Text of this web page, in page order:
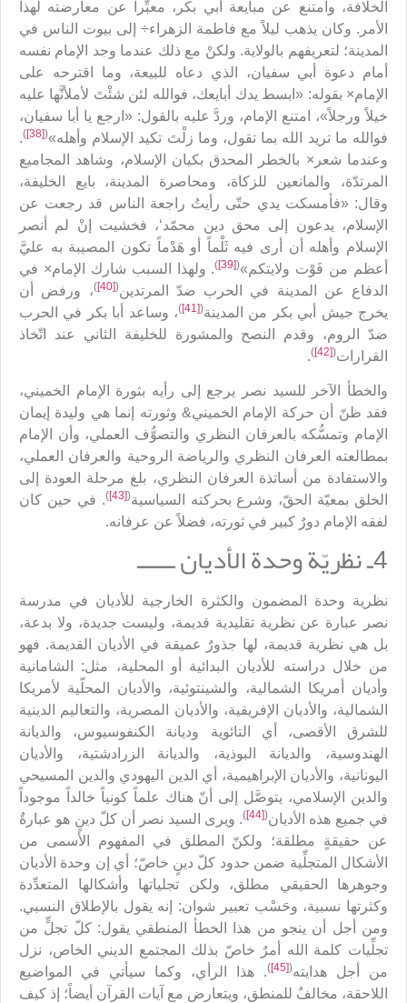
الخلافة، وامتنع عن مبايعة أبي بكر، معبِّراً عن معارضته لهذا
الأمر. وكان يذهب ليلاً مع فاطمة الزهراء÷ إلى بيوت الناس في
المدينة؛ لتعريفهم بالولاية. ولكنْ مع ذلك عندما وجد الإمام نفسه
أمام دعوة أبي سفيان، الذي دعاه للبيعة، وما اقترحه على
الإمام× بقوله: «ابسط يدك أبايعك، فوالله لئن شئْتَ لأملأنَّها عليه
خيلاً ورجلاً»، امتنع الإمام، وردَّ عليه بالقول: «ارجع يا أبا سفيان،
فوالله ما تريد الله بما تقول، وما زلْتَ تكيد الإسلام وأهله»(
[38]
)
.
وعندما شعر× بالخطر المحدق بكيان الإسلام، وشاهد المجاميع
المرتدّة، والمانعين للزكاة، ومحاصرة المدينة، بايع الخليفة،
وقال: «فأمسكت يدي حتّى رأيتُ راجعة الناس قد رجعت عن
الإسلام، يدعون إلى محق دين محمّد‘، فخشيت إنْ لم أنصر
الإسلام وأهله أن أرى فيه ثَلْماً أو هَدْماً تكون المصيبة به عليَّ
أعظم من فَوْت ولايتكم»(
[39]
). ولهذا السبب شارك الإمام× في
الدفاع عن المدينة في الحرب ضدّ المرتدين(
[40]
)، ورفض أن
يخرج جيش أبي بكر من المدينة(
[41]
)، وساعد أبا بكر في الحرب
ضدّ الروم، وقدم النصح والمشورة للخليفة الثاني عند اتّخاذ
القرارات(
[42]
)
.
والخطأ الآخر للسيد نصر يرجع إلى رأيه بثورة الإمام الخميني،
فقد ظنّ أن حركة الإمام الخميني& وثورته إنما هي وليدة إيمان
الإمام وتمسُّكه بالعرفان النظري والتصوُّف العملي، وأن الإمام
بمطالعته العرفان النظري والرياضة الروحية والعرفان العملي،
والاستفادة من أساتذة العرفان النظري، بلغ مرحلة العودة إلى
الخلق بمعيّة الحقّ، وشرع بحركته السياسية(
[43]
). في حين كان
لفقه الإمام دورٌ كبير في ثورته، فضلاً عن عرفانه.
4ـ نظريّة وحدة الأديان ــــــ
نظرية وحدة المضمون والكثرة الخارجية للأديان في مدرسة
نصر عبارة عن نظرية تقليدية قديمة، وليست جديدة، ولا بدعة،
بل هي نظرية قديمة، لها جذورٌ عميقة في الأديان القديمة. فهو
من خلال دراسته للأديان البدائية أو المحلية، مثل: الشامانية
وأديان أمريكا الشمالية، والشينتوئية، والأديان المحلّية لأمريكا
الشمالية، والأديان الإفريقية، والأديان المصرية، والتعاليم الدينية
للشرق الأقصى، أي التائوية وديانة الكنفوسيوس، والديانة
الهندوسية، والديانة البوذية، والديانة الزرادشتية، والأديان
اليونانية، والأديان الإبراهيمية، أي الدين اليهودي والدين المسيحي
والدين الإسلامي، يتوصَّل إلى أنّ هناك علماً كونياً خالداً موجوداً
في جميع هذه الأديان(
[44]
). ويرى السيد نصر أن كلّ دينٍ هو عبارةٌ
عن حقيقةٍ مطلقة؛ ولكنّ المطلق في المفهوم الأسمى من
الأشكال المتجلِّية ضمن حدود كلّ دينٍ خاصّ؛ أي إن وحدة الأديان
وجوهرها الحقيقي مطلق، ولكن تجلياتها وأشكالها المتعدِّدة
وكثرتها نسبية، وحَسْب تعبير شوان: إنه يقول بالإطلاق النسبي.
ومن أجل أن ينجو من هذا الخطأ المنطقي يقول: كلّ تجلٍّ من
تجلِّيات كلمة الله أمرٌ خاصّ بذلك المجتمع الديني الخاص، نزل
من أجل هدايته(
[45]
). هذا الرأي، وكما سيأتي في المواضيع
اللاحقة، مخالفٌ للمنطق، ويتعارض مع آيات القرآن أيضاً؛ إذ كيف